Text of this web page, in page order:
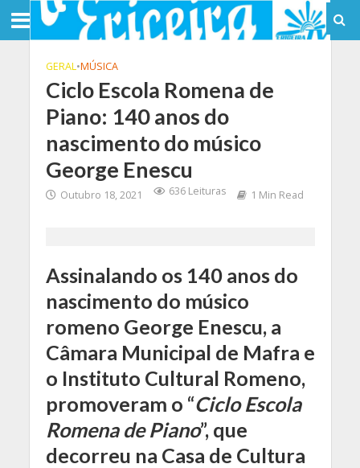
GERAL•MÚSICA
Ciclo Escola Romena de
Piano: 140 anos do
nascimento do músico
George Enescu
Outubro 18, 2021 636 Leituras 1 Min Read
Assinalando os 140 anos do
nascimento do músico
romeno George Enescu, a
Câmara Municipal de Mafra e
o Instituto Cultural Romeno,
promoveram o “Ciclo Escola
Romena de Piano”, que
decorreu na Casa de Cultura